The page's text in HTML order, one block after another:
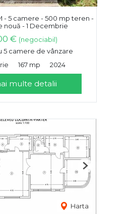
- 5 camere - 500 mp teren -
nouă - 1 Decembrie
€ (negociabil)
5 camere de vânzare
167 mp 2024
multe detalii
Harta
Next